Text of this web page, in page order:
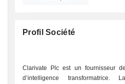
Profil Société
Clarivate Plc est un fournisseur
d’intelligence transformatrice.